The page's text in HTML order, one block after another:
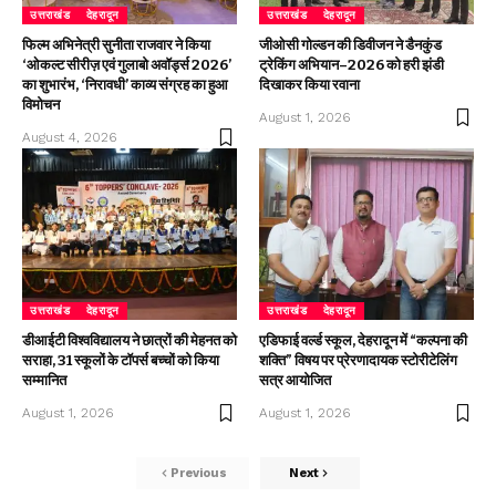
उत्तराखंड देहरादून
फिल्म अभिनेत्री सुनीता राजवार ने किया
‘ओकल्ट सीरीज़ एवं गुलाबो अवॉर्ड्स 2026’
का शुभारंभ, ‘निरावधी’ काव्य संग्रह का हुआ
विमोचन
August 4, 2026
उत्तराखंड देहरादून
जीओसी गोल्डन की डिवीजन ने डैनकुंड
ट्रेकिंग अभियान–2026 को हरी झंडी
दिखाकर किया रवाना
August 1, 2026
उत्तराखंड देहरादून
डीआईटी विश्वविद्यालय ने छात्रों की मेहनत को
सराहा, 31 स्कूलों के टॉपर्स बच्चों को किया
सम्मानित
August 1, 2026
उत्तराखंड देहरादून
एडिफाई वर्ल्ड स्कूल, देहरादून में “कल्पना की
शक्ति” विषय पर प्रेरणादायक स्टोरीटेलिंग
सत्र आयोजित
August 1, 2026
Previous Next